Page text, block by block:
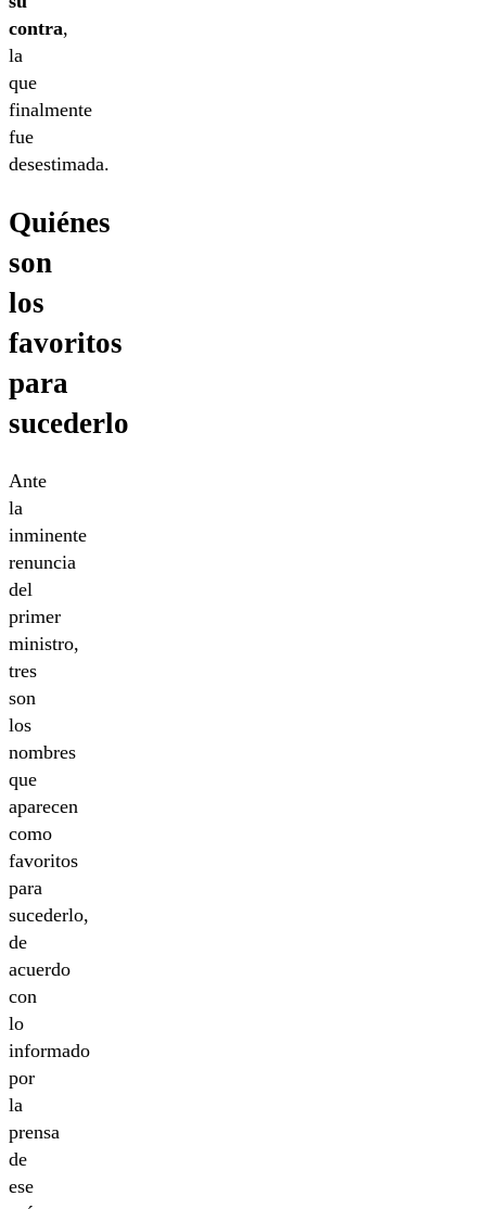
contra,
la
que
finalmente
fue
desestimada.
Quiénes
son
los
favoritos
para
sucederlo
Ante
la
inminente
renuncia
del
primer
ministro,
tres
son
los
nombres
que
aparecen
como
favoritos
para
sucederlo,
de
acuerdo
con
lo
informado
por
la
prensa
de
ese